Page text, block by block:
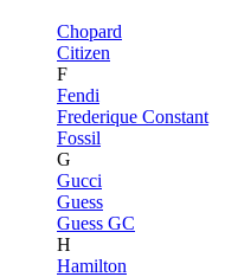
Chopard
Citizen
F
Fendi
Frederique Constant
Fossil
G
Gucci
Guess
Guess GC
H
Hamilton